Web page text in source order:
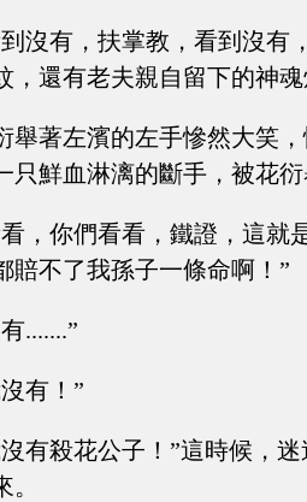
沒有，扶掌教，看到沒有
，還有老夫親自留下的神
舉著左濱的左手慘然大笑
只鮮血淋漓的斷手，被花
，你們看看，鐵證，這就
賠不了我孫子一條命啊！”
.......”
有！”
有殺花公子！”這時候，